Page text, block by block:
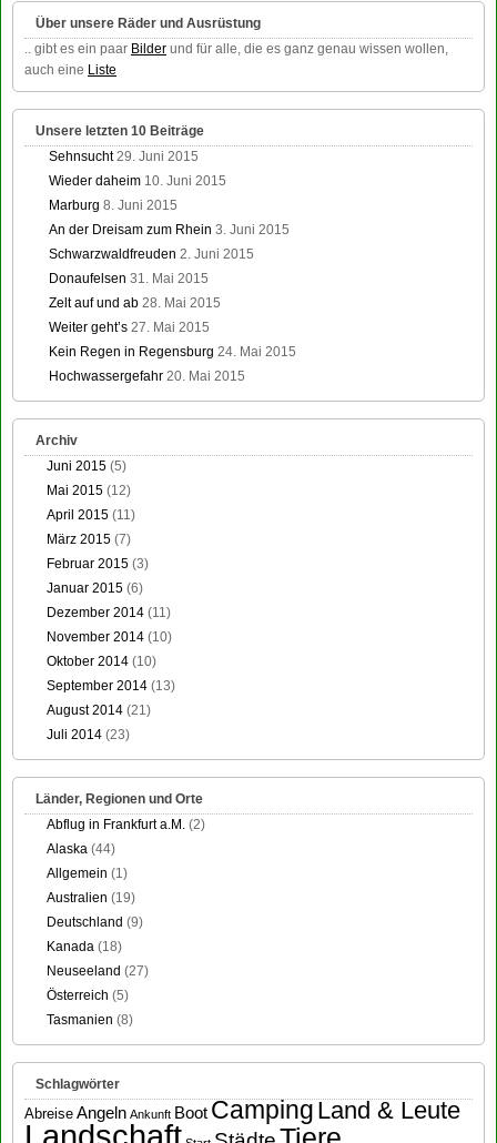
Über unsere Räder und Ausrüstung
.. gibt es ein paar Bilder und für alle, die es ganz genau wissen wollen,
auch eine Liste
Unsere letzten 10 Beiträge
Sehnsucht 29. Juni 2015
Wieder daheim 10. Juni 2015
Marburg 8. Juni 2015
An der Dreisam zum Rhein 3. Juni 2015
Schwarzwaldfreuden 2. Juni 2015
Donaufelsen 31. Mai 2015
Zelt auf und ab 28. Mai 2015
Weiter geht’s 27. Mai 2015
Kein Regen in Regensburg 24. Mai 2015
Hochwassergefahr 20. Mai 2015
Archiv
Juni 2015 (5)
Mai 2015 (12)
April 2015 (11)
März 2015 (7)
Februar 2015 (3)
Januar 2015 (6)
Dezember 2014 (11)
November 2014 (10)
Oktober 2014 (10)
September 2014 (13)
August 2014 (21)
Juli 2014 (23)
Länder, Regionen und Orte
Abflug in Frankfurt a.M. (2)
Alaska (44)
Allgemein (1)
Australien (19)
Deutschland (9)
Kanada (18)
Neuseeland (27)
Österreich (5)
Tasmanien (8)
Schlagwörter
Abreise Angeln Ankunft Boot Camping Land & Leute
Landschaft